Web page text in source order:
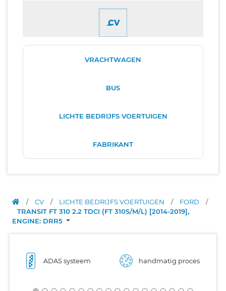
VRACHTWAGEN
BUS
LICHTE BEDRIJFS VOERTUIGEN
FABRIKANT
/ CV / LICHTE BEDRIJFS VOERTUIGEN / FORD
/
TRANSIT FT 310 2.2 TDCI (FT 310S/M/L) [2014-2019],
ENGINE: DRR5
ADAS systeem handmatig proces